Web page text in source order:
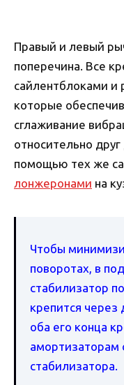
Правый и левый
поперечина. Все
сайлентблоками и
которые
сглаживание
относительно
помощью тех же
лонжеронами на
Чтобы
поворотах, в
стабилизатор
крепится через
оба его конца
амортизаторам
стабилизатора.